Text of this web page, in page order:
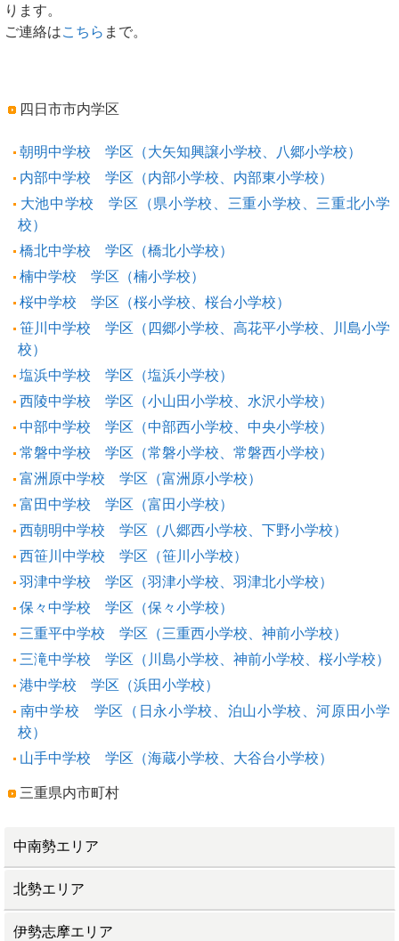
ります。
ご連絡はこちら まで。
四日市市内学区
朝明中学校 学区（大矢知興譲小学校、八郷小学校）
内部中学校 学区（内部小学校、内部東小学校）
大池中学校 学区（県小学校、三重小学校、三重北小学
校）
橋北中学校 学区（橋北小学校）
楠中学校 学区（楠小学校）
桜中学校 学区（桜小学校、桜台小学校）
笹川中学校 学区（四郷小学校、高花平小学校、川島小学
校）
塩浜中学校 学区（塩浜小学校）
西陵中学校 学区（小山田小学校、水沢小学校）
中部中学校 学区（中部西小学校、中央小学校）
常磐中学校 学区（常磐小学校、常磐西小学校）
富洲原中学校 学区（富洲原小学校）
富田中学校 学区（富田小学校）
西朝明中学校 学区（八郷西小学校、下野小学校）
西笹川中学校 学区（笹川小学校）
羽津中学校 学区（羽津小学校、羽津北小学校）
保々中学校 学区（保々小学校）
三重平中学校 学区（三重西小学校、神前小学校）
三滝中学校 学区（川島小学校、神前小学校、桜小学校）
港中学校 学区（浜田小学校）
南中学校 学区（日永小学校、泊山小学校、河原田小学
校）
山手中学校 学区（海蔵小学校、大谷台小学校）
三重県内市町村
中南勢エリア
北勢エリア
伊勢志摩エリア